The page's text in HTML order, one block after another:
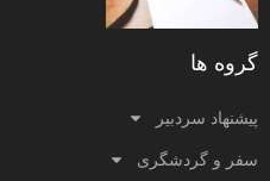
گروه ها
پیشنهاد سردبیر
سفر و گردشگری